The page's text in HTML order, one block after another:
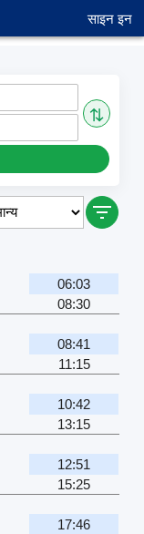
साइन इन
⇅
06:03
08:30
08:41
11:15
10:42
13:15
12:51
15:25
17:46